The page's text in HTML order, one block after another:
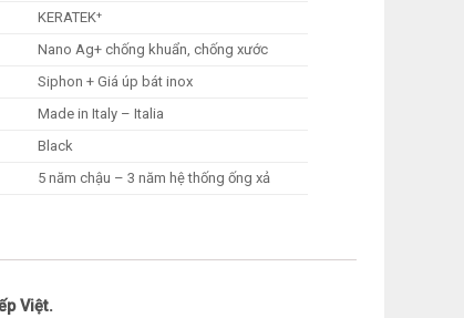
KERATEK⁺
Nano Ag+ chống khuẩn, chống xước
Siphon + Giá úp bát inox
Made in Italy – Italia
Black
5 năm chậu – 3 năm hệ thống ống xả
Việt.